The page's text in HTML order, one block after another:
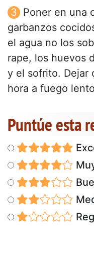
Poner en una
garbanzos
el agua no los
rape, los huevos
y el sofrito. Dejar
hora a fuego
Puntúe esta